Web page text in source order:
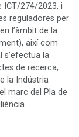
ICT/274/2023, i
reguladores per
l’àmbit de la
així com
s’efectua la
de recerca,
la Indústria
marc del Pla de